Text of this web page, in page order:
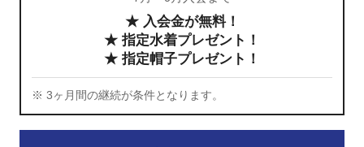
★ 入会金が無料！
★ 指定水着プレゼント！
★ 指定帽子プレゼント！
※ 3ヶ月間の継続が条件となります。